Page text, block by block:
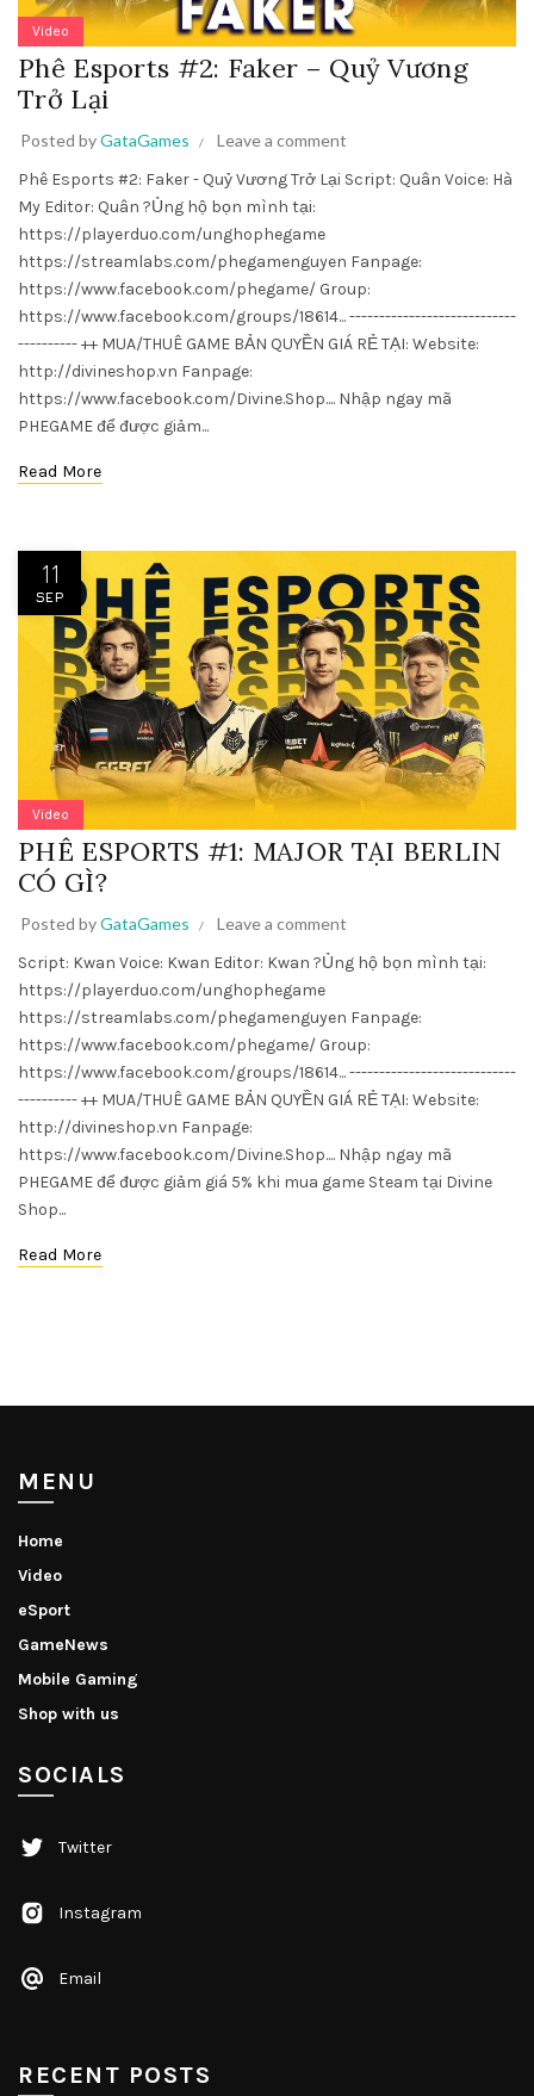
Video
Phê Esports #2: Faker – Quỷ Vương
Trở Lại
Posted byGataGames
Leave a comment
Phê Esports #2: Faker - Quỷ Vương Trở Lại Script: Quân Voice: Hà
My Editor: Quân ?Ủng hộ bọn mình tại:
https://playerduo.com/unghophegame
https://streamlabs.com/phegamenguyen Fanpage:
https://www.facebook.com/phegame/ Group:
https://www.facebook.com/groups/18614... ----------------------------
---------- ++ MUA/THUÊ GAME BẢN QUYỀN GIÁ RẺ TẠI: Website:
http://divineshop.vn Fanpage:
https://www.facebook.com/Divine.Shop.... Nhập ngay mã
PHEGAME để được giảm...
Read More
11
SEP
Video
PHÊ ESPORTS #1: MAJOR TẠI BERLIN
CÓ GÌ?
Posted byGataGames
Leave a comment
Script: Kwan Voice: Kwan Editor: Kwan ?Ủng hộ bọn mình tại:
https://playerduo.com/unghophegame
https://streamlabs.com/phegamenguyen Fanpage:
https://www.facebook.com/phegame/ Group:
https://www.facebook.com/groups/18614... ----------------------------
---------- ++ MUA/THUÊ GAME BẢN QUYỀN GIÁ RẺ TẠI: Website:
http://divineshop.vn Fanpage:
https://www.facebook.com/Divine.Shop.... Nhập ngay mã
PHEGAME để được giảm giá 5% khi mua game Steam tại Divine
Shop...
Read More
MENU
Home
Video
eSport
GameNews
Mobile Gaming
Shop with us
SOCIALS
Twitter
Email
Instagram
RECENT POSTS